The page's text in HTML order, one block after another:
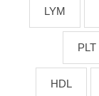
LYM
PLT
HDL